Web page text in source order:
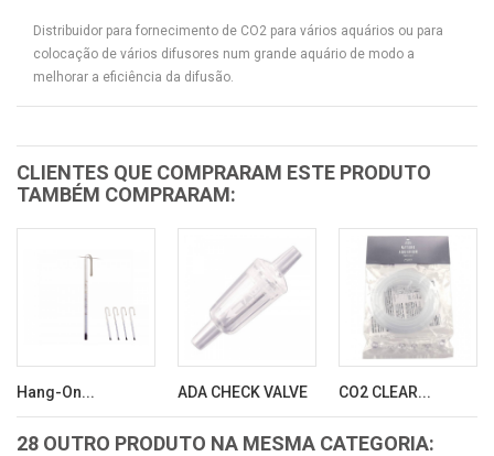
Distribuidor para fornecimento de CO2 para vários aquários ou para
colocação de vários difusores num grande aquário de modo a
melhorar a eficiência da difusão.
CLIENTES QUE COMPRARAM ESTE PRODUTO
TAMBÉM COMPRARAM:
Hang-On... ADA CHECK VALVE CO2 CLEAR...
28 OUTRO PRODUTO NA MESMA CATEGORIA: